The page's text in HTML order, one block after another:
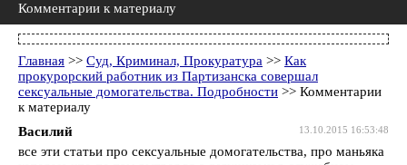
Комментарии к материалу
Главная >> Суд, Криминал, Прокуратура >> Как
прокурорский работник из Партизанска совершал
сексуальные домогательства. Подробности >> Комментарии
к материалу
13.10.2015 16:53:48
Василий
все эти статьи про сексуальные домогательства, про маньяка